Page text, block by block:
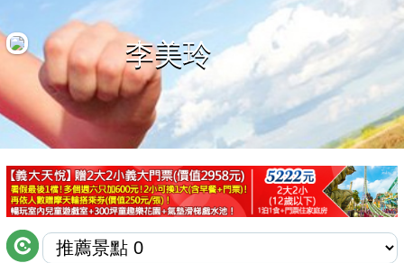
最新留言
商家合作
推薦景點
討論區
李美玲